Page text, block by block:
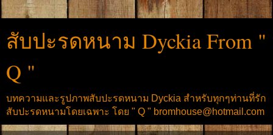
สับปะรดหนาม Dyckia From "
Q "
บทความและรูปภาพสับปะรดหนาม Dyckia สำหรับทุกๆท่านที่รัก
สับปะรดหนามโดยเฉพาะ โดย " Q " bromhouse@hotmail.com